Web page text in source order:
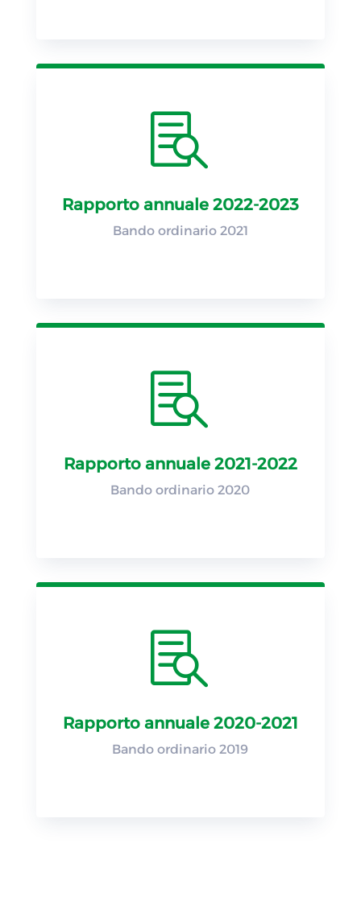

Rapporto annuale 2022-2023
Bando ordinario 2021

Rapporto annuale 2021-2022
Bando ordinario 2020

Rapporto annuale 2020-2021
Bando ordinario 2019